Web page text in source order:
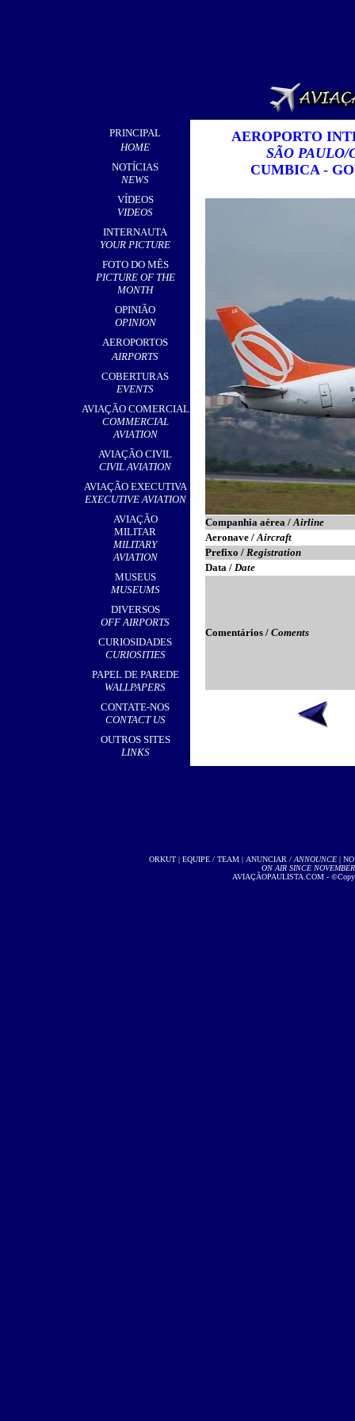
PRINCIPAL
HOME
NOTÍCIAS
NEWS
VÍDEOS
VIDEOS
INTERNAUTA
YOUR PICTURE
FOTO DO MÊS
PICTURE OF THE
MONTH
OPINIÃO
OPINION
AEROPORTOS
AIRPORTS
COBERTURAS
EVENTS
AVIAÇÃO COMERCIAL
COMMERCIAL
AVIATION
AVIAÇÃO CIVIL
CIVIL AVIATION
AVIAÇÃO EXECUTIVA
EXECUTIVE AVIATION
AVIAÇÃO
MILITAR
MILITARY
AVIATION
MUSEUS
MUSEUMS
DIVERSOS
OFF AIRPORTS
CURIOSIDADES
CURIOSITIES
PAPEL DE PAREDE
WALLPAPERS
CONTATE-NOS
CONTACT US
OUTROS SITES
LINKS
AEROPORTO
SÃO
CUMBICA -
Companhia aérea /Airline
Aeronave /Aircraft
Prefixo / Registration
Data / Date
Comentários / Coments
ORKUT| EQUIPE / TEAM| ANUNCIAR / ANNOUNCE| NO
ON AIR SINCE
AVIAÇÃOPAULISTA.COM -